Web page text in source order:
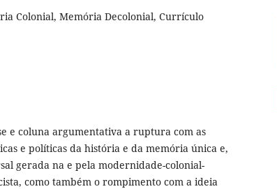
Colonial, Memória Decolonial, Currículo
e coluna argumentativa a ruptura com as
e políticas da história e da memória única e,
gerada na e pela modernidade-colonial-
como também o rompimento com a ideia